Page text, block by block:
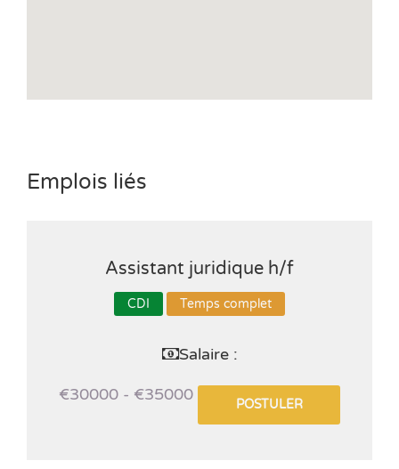
Emplois liés
Assistant juridique h/f
CDI Temps complet
Salaire :
€30000 - €35000
POSTULER